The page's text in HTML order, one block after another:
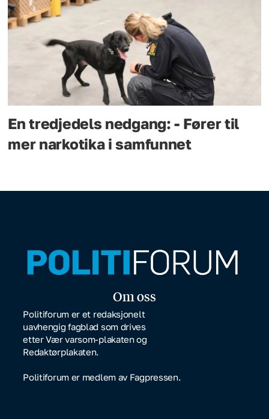
En tredjedels nedgang: - Fører til
mer narkotika i samfunnet
Om oss
Politiforum er et redaksjonelt
uavhengig fagblad som drives
etter Vær varsom-plakaten og
Redaktørplakaten.
Politiforum er medlem av Fagpressen.